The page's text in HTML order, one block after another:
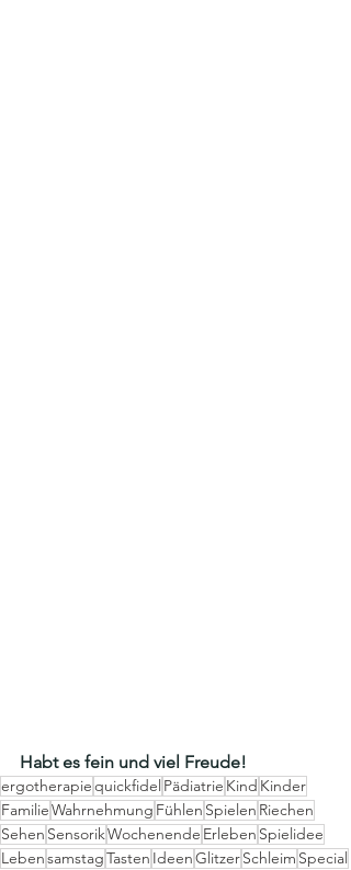
Habt es fein und viel Freude!
ergotherapiequickfidel Pädiatrie Kind Kinder
FamilieWahrnehmung Fühlen Spielen Riechen
Sehen SensorikWochenende Erleben Spielidee
LebensamstagTasten IdeenGlitzerSchleim Special